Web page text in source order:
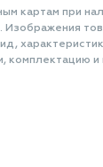
картам при
комплектацию